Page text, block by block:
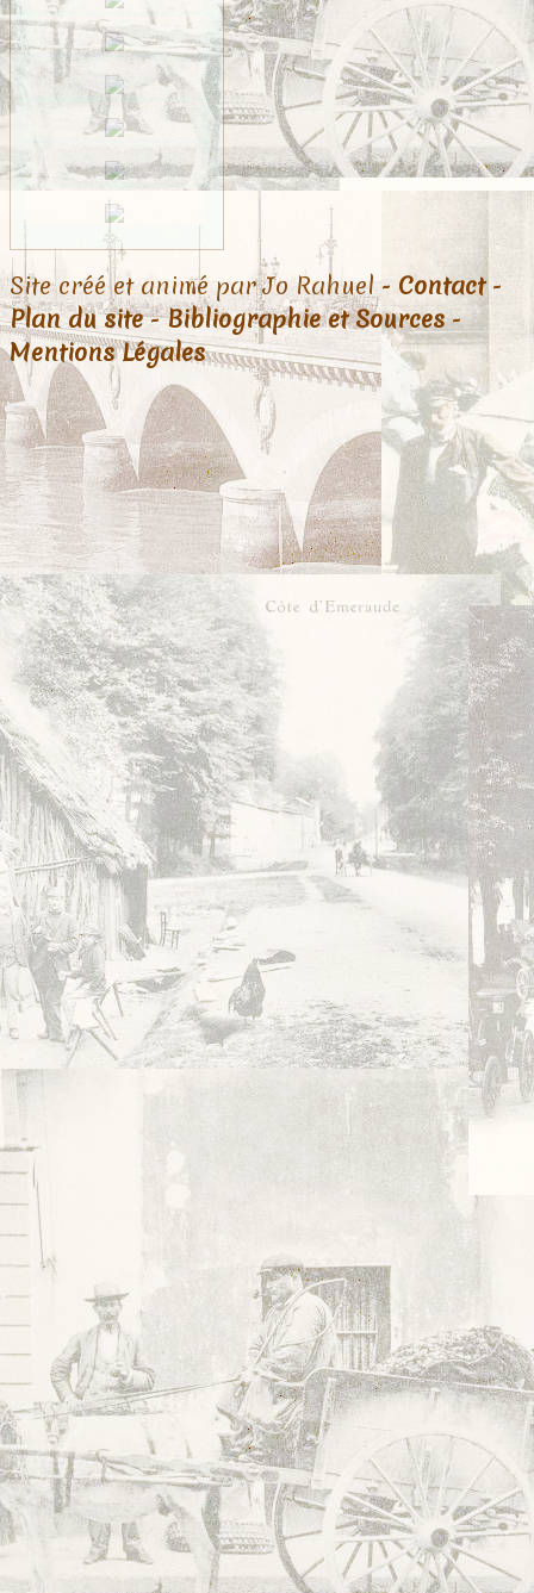
Site créé et animé par Jo Rahuel - Contact-
Plan du site-Bibliographie et Sources-
Mentions Légales